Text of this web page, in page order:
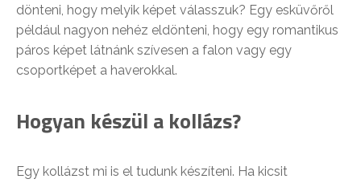
dönteni, hogy melyik képet válasszuk? Egy esküvőről
például nagyon nehéz eldönteni, hogy egy romantikus
páros képet látnánk szívesen a falon vagy egy
csoportképet a haverokkal.
Hogyan készül a kollázs?
Egy kollázst mi is el tudunk készíteni. Ha kicsit